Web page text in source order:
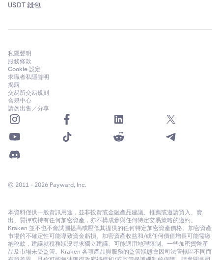
USDT 錢包
私隱聲明
服務條款
Cookie 設定
求職者私隱聲明
揭露
交易所交易規則
合規中心
請勿出售／分享
© 2011 - 2026 Payward, Inc.
本資料僅供一般資訊用途，並非投資或金融產品建議、推薦或邀請買入、賣
出、質押或持有任何加密資產，亦不構成參與任何特定交易策略的邀約。
Kraken 並不也不會試圖提高或壓低其提供的任何特定加密資產價格。加密資產
市場的不確定性可能導致資金虧損。加密資產收益和/或任何價值增長可能需繳
納稅款，建議就稅務狀況尋求獨立建議。可能適用地理限制。一些加密貨幣產
品及市場未受監管。Kraken 各項產品與服務的監管狀態會因司法管轄區不同而